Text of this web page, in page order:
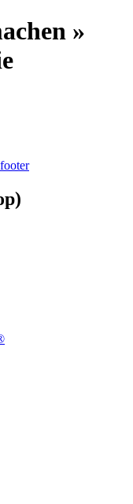
»